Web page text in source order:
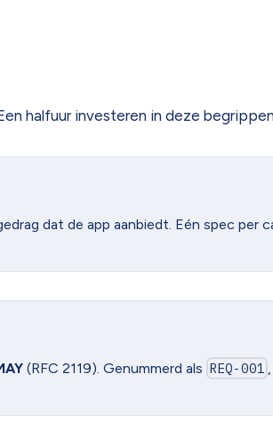
halfuur investeren in deze
dat de app aanbiedt. Eén spec per
(RFC 2119). Genummerd als REQ-001 ,